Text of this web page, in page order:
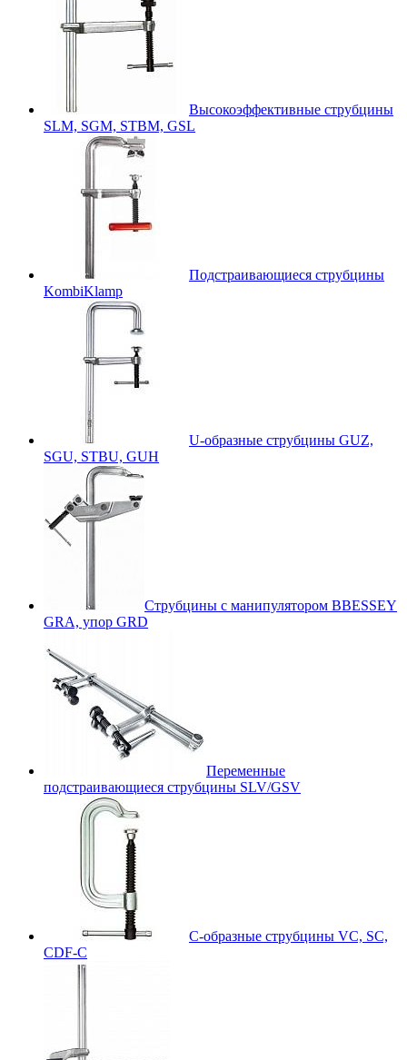
Высокоэффективные струбцины
SLM, SGM, STBM, GSL
Подстраивающиеся струбцины
KombiKlamp
U-образные струбцины GUZ,
SGU, STBU, GUH
Струбцины с манипулятором BBESSEY
GRA, упор GRD
Переменные
подстраивающиеся струбцины SLV/GSV
С-образные струбцины VC, SC,
CDF-C